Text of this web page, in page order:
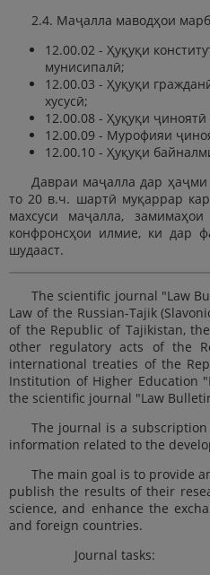
2.4. Маҷалла маводҳои
12.00.02 - Ҳуқуқи
мунисипалӣ;
12.00.03 - Ҳуқуқи
хусусӣ;
12.00.08 - Ҳуқуқи
12.00.09 - Мурофияи
12.00.10 - Ҳуқуқи
Давраи маҷалла дар
то 20 в.ч. шартӣ муқаррар
махсуси маҷалла,
конфронсҳои илмие, ки дар
шудааст.
The scientific journal "Law
Law of the Russian-Tajik
of the Republic of Tajikistan,
other regulatory acts of the
international treaties of the
Institution of Higher Education
the scientific journal "Law
The journal is a
information related to the
The main goal is to provide
publish the results of their
science, and enhance the
and foreign countries.
Journal tasks: